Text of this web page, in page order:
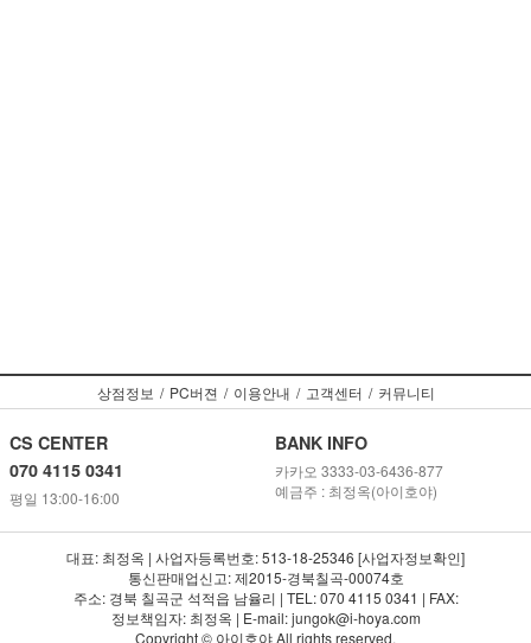
상점정보 / PC버젼 / 이용안내 / 고객센터 / 커뮤니티
CS CENTER
070 4115 0341
평일 13:00-16:00
BANK INFO
카카오 3333-03-6436-877
예금주 : 최정옥(아이호야)
대표: 최정옥 | 사업자등록번호: 513-18-25346 [사업자정보확인]
통신판매업신고: 제2015-경북칠곡-00074호
주소: 경북 칠곡군 석적읍 남율리 | TEL: 070 4115 0341 | FAX:
정보책임자: 최정옥 | E-mail: jungok@i-hoya.com
Copyright © 아이호야 All rights reserved.